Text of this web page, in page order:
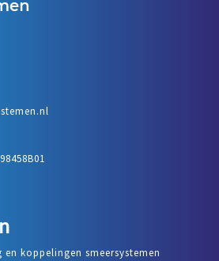
koppelingen smeersystemen